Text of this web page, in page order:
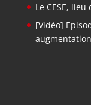
Le CESE,
[Vidéo]